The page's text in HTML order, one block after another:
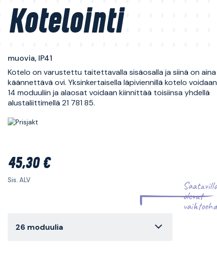
Kotelointi
muovia, IP41
Kotelo on varustettu taitettavalla sisäosalla ja siinä on aina
käännettävä ovi. Yksinkertaisella läpiviennillä kotelo
14 moduuliin ja alaosat voidaan kiinnittää toisiinsa yhdellä
alustaliittimellä 21 781 85.
45,30 €
Sis. ALV
olevat
26 moduulia